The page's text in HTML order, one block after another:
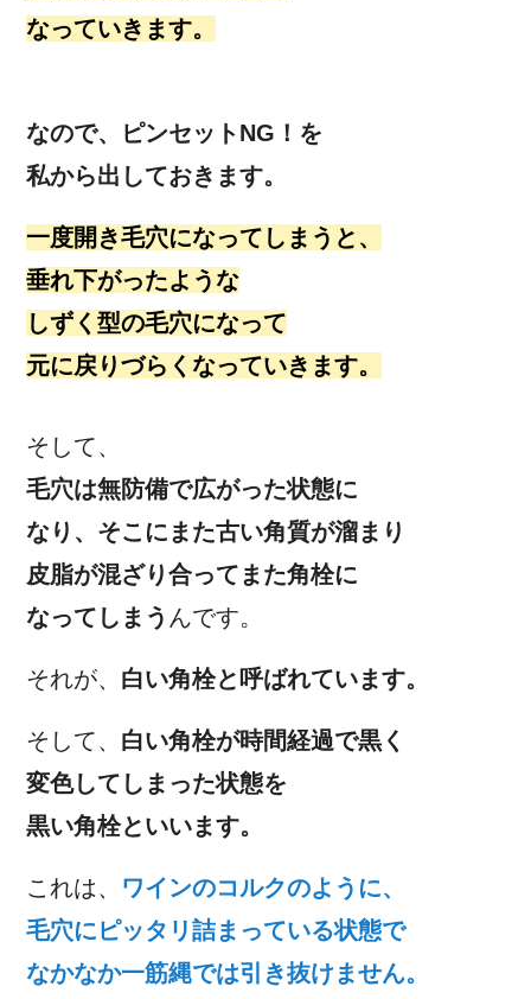
なっていきます。
なので、ピンセットNG！を
私から出しておきます。
一度開き毛穴になってしまうと、
垂れ下がったような
しずく型の毛穴になって
元に戻りづらくなっていきます。
そして、
毛穴は無防備で広がった状態に
なり、そこにまた古い角質が溜まり
皮脂が混ざり合ってまた角栓に
なってしまう んです。
それが、 白い角栓と呼ばれています。
そして、 白い角栓が時間経過で黒く
変色してしまった状態を
黒い角栓といいます。
これは、 ワインのコルクのように、
毛穴にピッタリ詰まっている状態で
なかなか一筋縄では引き抜けません。